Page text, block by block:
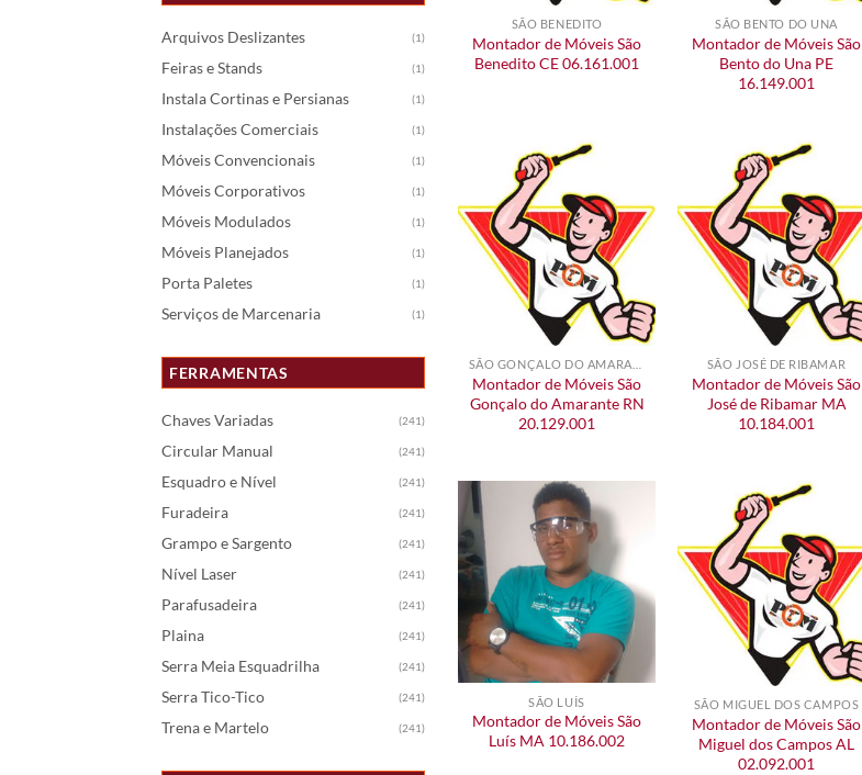
Arquivos Deslizantes (1)
Feiras e Stands (1)
Instala Cortinas e Persianas (1)
Instalações Comerciais (1)
Móveis Convencionais (1)
Móveis Corporativos (1)
Móveis Modulados (1)
Móveis Planejados (1)
Porta Paletes (1)
Serviços de Marcenaria (1)
FERRAMENTAS
Chaves Variadas (241)
Circular Manual (241)
Esquadro e Nível (241)
Furadeira (241)
Grampo e Sargento (241)
Nível Laser (241)
Parafusadeira (241)
Plaina (241)
Serra Meia Esquadrilha (241)
Serra Tico-Tico (241)
Trena e Martelo (241)
SÃO BENEDITO
Montador de Móveis São
Benedito CE 06.161.001
SÃO BENTO DO UNA
Montador de Móveis São
Bento do Una PE
16.149.001
Montador de Móveis São
Gonçalo do Amarante RN
20.129.001
SÃO JOSÉ DE RIBAMAR
Montador de Móveis São
José de Ribamar MA
10.184.001
SÃO LUÍS
Montador de Móveis São
Luís MA 10.186.002
SÃO MIGUEL DOS CAMPOS
Montador de Móveis São
Miguel dos Campos AL
02.092.001